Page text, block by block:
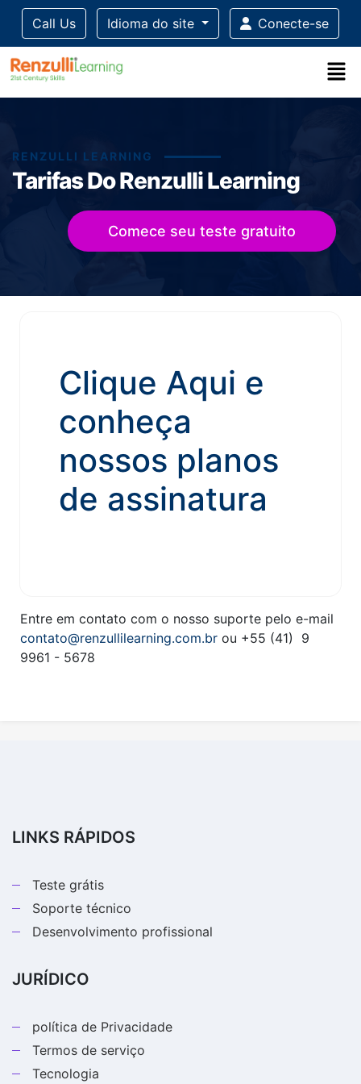
Call Us Idioma do site Conecte-se
RENZULLI LEARNING
Tarifas Do Renzulli Learning
Comece seu teste gratuito
Clique Aqui e
conheça
nossos planos
de assinatura
Entre em contato com o nosso suporte pelo e-mail
contato@renzullilearning.com.br ou +55 (41) 9
9961 - 5678
LINKS RÁPIDOS
Teste grátis
Soporte técnico
Desenvolvimento profissional
JURÍDICO
política de Privacidade
Termos de serviço
Tecnologia